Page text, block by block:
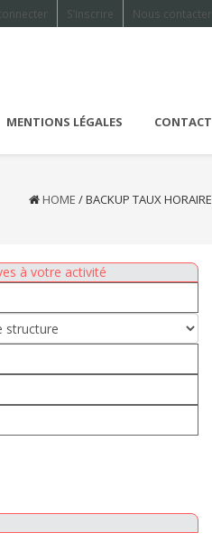
S’inscrire Nous contacter
MENTIONS LÉGALES CONTACT
HOME /BACKUP TAUX HORAIRE
à votre activité